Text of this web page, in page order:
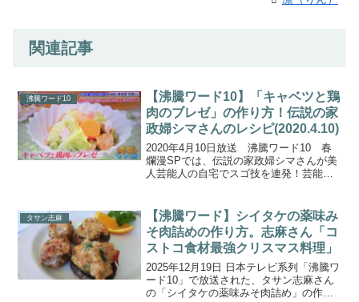
関連記事
沸騰ワード10
【沸騰ワード10】「キャベツと鶏
肉のブレゼ」の作り方！伝説の家
政婦シマさんのレシピ(2020.4.10)
2020年4月10日放送 沸騰ワード10 春
爛漫SPでは、伝説の家政婦シマさんが美
人芸能人の自宅でスゴ技を連発！芸能人
い料理志麻さん特製「キャベツと鶏肉の
ブレゼ」の作...
タサン志麻
【沸騰ワード】シイタケの薬味み
そ肉詰めの作り方。志麻さん「コ
ストコ食材最強クリスマス料理」
2025年12月19日 日本テレビ系列「沸騰ワ
ード10」で放送された、タサン志麻さん
の「シイタケの薬味みそ肉詰め」の作り